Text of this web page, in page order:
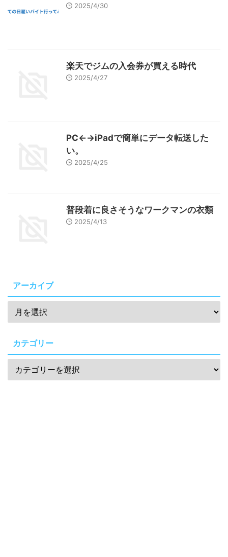
2025/4/30
楽天でジムの入会券が買える時代
2025/4/27
PC←→iPadで簡単にデータ転送した
い。
2025/4/25
普段着に良さそうなワークマンの衣類
2025/4/13
アーカイブ
カテゴリー